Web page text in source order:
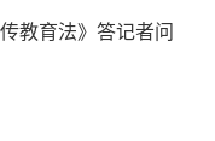
教育法》答记者问